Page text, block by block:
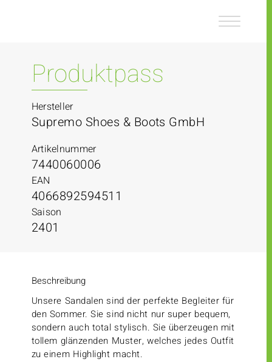
Produktpass
Hersteller
Supremo Shoes & Boots GmbH
Artikelnummer
7440060006
EAN
4066892594511
Saison
2401
Beschreibung
Unsere Sandalen sind der perfekte Begleiter für
den Sommer. Sie sind nicht nur super bequem,
sondern auch total stylisch. Sie überzeugen mit
tollem glänzenden Muster, welches jedes Outfit
zu einem Highlight macht.